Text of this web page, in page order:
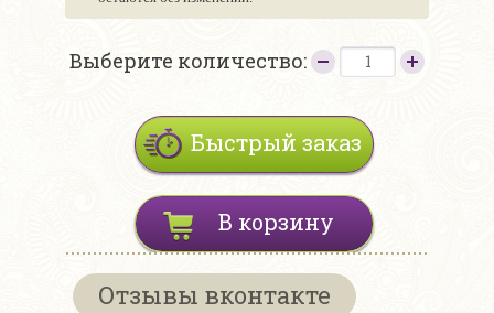
Выберите количество:
Быстрый заказ
В корзину
Отзывы вконтакте